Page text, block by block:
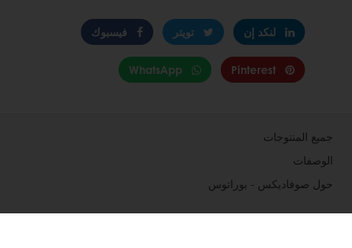
لنكد إن تويتر فيسبوك
Pinterest
WhatsApp
جميع المنتوجات
الوصفات
حول صوفاديكس - بوراتوس